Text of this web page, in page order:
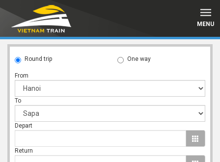
MENU
Round trip One way
From
To
Depart
Return